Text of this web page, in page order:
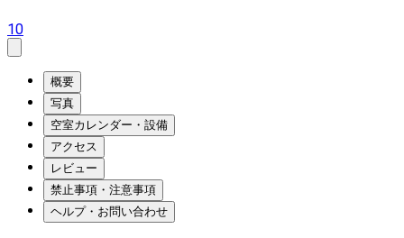
10
概要
写真
空室カレンダー・設備
アクセス
レビュー
禁止事項・注意事項
ヘルプ・お問い合わせ